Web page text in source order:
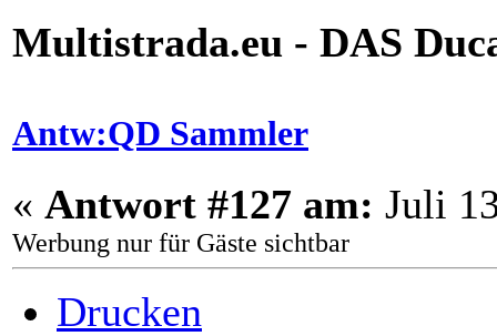
Multistrada.eu - DAS
Antw:QD Sammler
« Antwort #127 am: Juli
Werbung nur für Gäste sichtbar
Drucken